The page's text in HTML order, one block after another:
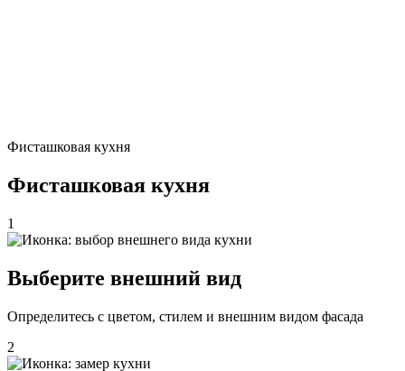
Фисташковая кухня
Фисташковая кухня
1
Выберите внешний вид
Определитесь с цветом, стилем и внешним видом фасада
2